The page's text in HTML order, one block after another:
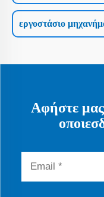
εργοστάσιο
Αφήστε μας